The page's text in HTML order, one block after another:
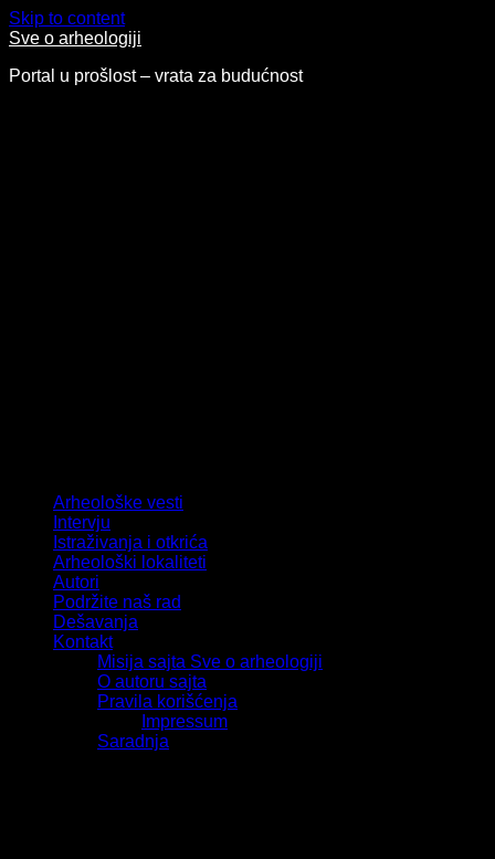
Skip to content
Sve o arheologiji
Portal u prošlost – vrata za budućnost
Arheološke vesti
Intervju
Istraživanja i otkrića
Arheološki lokaliteti
Autori
Podržite naš rad
Dešavanja
Kontakt
Misija sajta Sve o arheologiji
O autoru sajta
Pravila korišćenja
Impressum
Saradnja